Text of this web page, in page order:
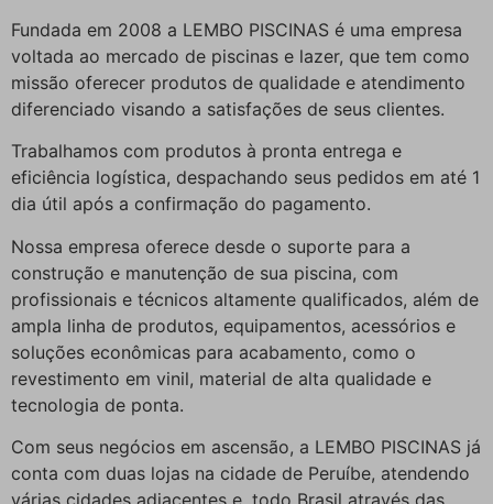
Fundada em 2008 a LEMBO PISCINAS é uma empresa
voltada ao mercado de piscinas e lazer, que tem como
missão oferecer produtos de qualidade e atendimento
diferenciado visando a satisfações de seus clientes.
Trabalhamos com produtos à pronta entrega e
eficiência logística, despachando seus pedidos em até 1
dia útil após a confirmação do pagamento.
Nossa empresa oferece desde o suporte para a
construção e manutenção de sua piscina, com
profissionais e técnicos altamente qualificados, além de
ampla linha de produtos, equipamentos, acessórios e
soluções econômicas para acabamento, como o
revestimento em vinil, material de alta qualidade e
tecnologia de ponta.
Com seus negócios em ascensão, a LEMBO PISCINAS já
conta com duas lojas na cidade de Peruíbe, atendendo
várias cidades adjacentes e, todo Brasil através das